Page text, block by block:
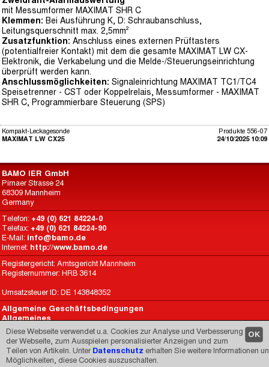
OK
Diese Webseite verwendet u.a. Cookies zur Analyse und Verbesserung
der Webseite, zum Ausspielen personalisierter Anzeigen und zum
Teilen von Artikeln. Unter Datenschutz erhalten Sie weitere Informationen
Möglichkeiten, diese Cookies auszuschalten.
mit Messumformer MAXIMAT SHR C
Klemmen: Bei Ausführung K, D: Schraubanschluss,
Leitungsquerschnitt max. 2,5mm²
Zusatzfunktion: Anschluss eines externen Prüftasters
(potentialfreier Kontakt) mit dem die gesamte MAXIMAT LW CX-
Elektronik, die Verkabelung und die Melde-/Steuerungseinrichtung
überprüft werden kann.
Anschlussmöglichkeiten: Signaleinrichtung MAXIMAT TC1/TC4
Speisetrenner - CST oder Koppelrelais, Messumformer - MAXIMAT
SHR C, Programmierbare Steuerung (SPS)
Produkte 556-07
24/10/2025 10:09
Kompakt-Leckagesonde
MAXIMAT LW CX25
BAMO IER GmbH
Pirnaer Strasse 24
68309 Mannheim
Germany
Telefon: +49 (0) 621 84224-0
Telefax: +49 (0) 621 84224-90
E-Mail: info@bamo.de
Internet: http://www.bamo.de
Registergericht: Amtsgericht Mannheim
Registernummer: HRB 3614
Umsatzsteuer ID: DE 143848352
Allgemeine Geschäftsbedingungen
Allgemeines
Datenschutz
BAMO International
Made byCARIMEDIAsince 1998
© 1998-2026 -Impressum